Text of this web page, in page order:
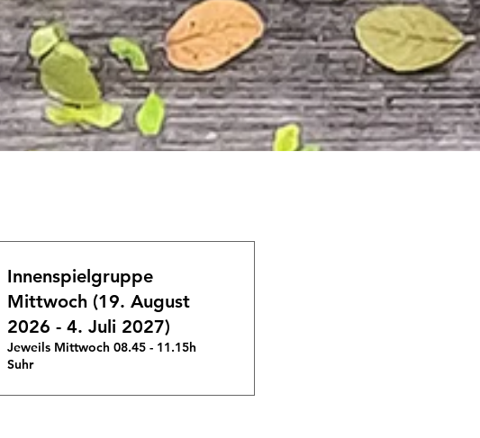
Innenspielgruppe
Mittwoch (19. August
2026 - 4. Juli 2027)
Jeweils Mittwoch 08.45 - 11.15h
Suhr